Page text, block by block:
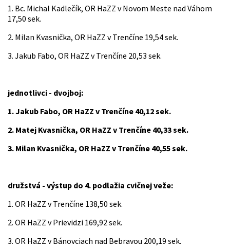
1. Bc. Michal Kadlečík, OR HaZZ v Novom Meste nad Váhom
17,50 sek.
2. Milan Kvasnička, OR HaZZ v Trenčíne 19,54 sek.
3. Jakub Fabo, OR HaZZ v Trenčíne 20,53 sek.
jednotlivci - dvojboj:
1. Jakub Fabo, OR HaZZ v Trenčíne 40,12 sek.
2. Matej Kvasnička, OR HaZZ v Trenčíne 40,33 sek.
3. Milan Kvasnička, OR HaZZ v Trenčíne 40,55 sek.
družstvá - výstup do 4. podlažia cvičnej veže:
1. OR HaZZ v Trenčíne 138,50 sek.
2. OR HaZZ v Prievidzi 169,92 sek.
3. OR HaZZ v Bánovciach nad Bebravou 200,19 sek.